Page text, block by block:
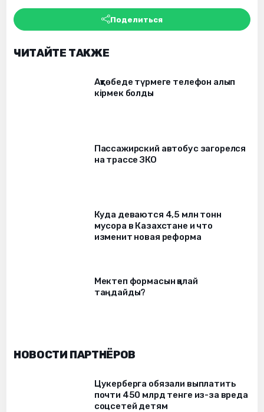
Поделиться
ЧИТАЙТЕ ТАКЖЕ
Ақтөбеде түрмеге телефон алып
кірмек болды
Пассажирский автобус загорелся
на трассе ЗКО
Куда деваются 4,5 млн тонн
мусора в Казахстане и что
изменит новая реформа
Мектеп формасын қалай
таңдайды?
НОВОСТИ ПАРТНЁРОВ
Цукерберга обязали выплатить
почти 450 млрд тенге из-за вреда
соцсетей детям